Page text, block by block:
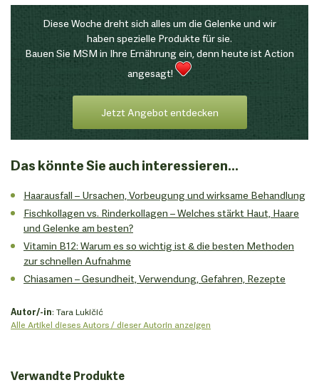
Diese Woche dreht sich alles um die Gelenke und wir
haben spezielle Produkte für sie.
Bauen Sie MSM in Ihre Ernährung ein, denn heute ist Action
angesagt!
Jetzt Angebot entdecken
Das könnte Sie auch interessieren...
Haarausfall – Ursachen, Vorbeugung und wirksame Behandlung
Fischkollagen vs. Rinderkollagen – Welches stärkt Haut, Haare
und Gelenke am besten?
Vitamin B12: Warum es so wichtig ist & die besten Methoden
zur schnellen Aufnahme
Chiasamen – Gesundheit, Verwendung, Gefahren, Rezepte
Autor/-in: Tara Lukičić
Alle Artikel dieses Autors / dieser Autorin anzeigen
Verwandte Produkte